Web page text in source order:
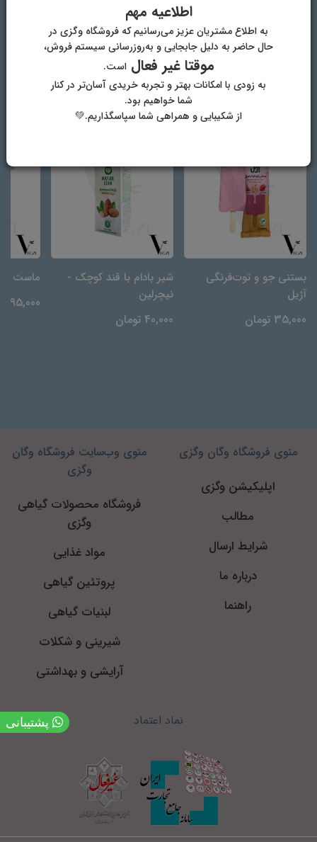
تخمه کدو، تخمه آفتابگردان، نمک، آب تصفیه شده.
دیگر محصولات فروشگاه وگان وگزی
بستنی جو و توت‌فرنگی
آژیل
35,000 تومان
شیر بادام با قند کوچک -
نیچرلین
40,000 تومان
ماست
95,000 تومان
اطلاعیه مهم
به اطلاع مشتریان عزیز می‌رسانیم که فروشگاه وگزی در
حال حاضر به دلیل جابجایی و به‌روزرسانی سیستم فروش،
موقتا غیر فعالاست.
به زودی با امکانات بهتر و تجربه خریدی آسان‌تر در کنار
شما خواهیم بود.
از شکیبایی و همراهی شما سپاسگذاریم.💚
منوی فروشگاه وگان وگزی
اپلیکیشن وگزی
مطالب
شرایط ارسال
درباره ما
راهنما
منوی وب‌سایت فروشگاه وگان
وگزی
فروشگاه محصولات گیاهی
وگزی
مواد غذایی
پروتئین گیاهی
لبنیات گیاهی
شیرینی و شکلات
آرایشی و بهداشتی
نماد اعتماد پشتیبانی